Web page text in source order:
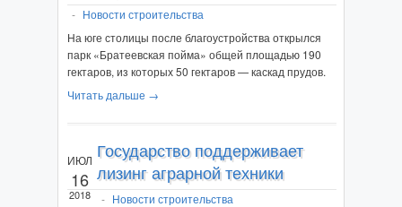
- Новости строительства
На юге столицы после благоустройства открылся
парк «Братеевская пойма» общей площадью 190
гектаров, из которых 50 гектаров — каскад прудов.
Читать дальше →
ИЮЛ
16
2018
Государство поддерживает
лизинг аграрной техники
- Новости строительства